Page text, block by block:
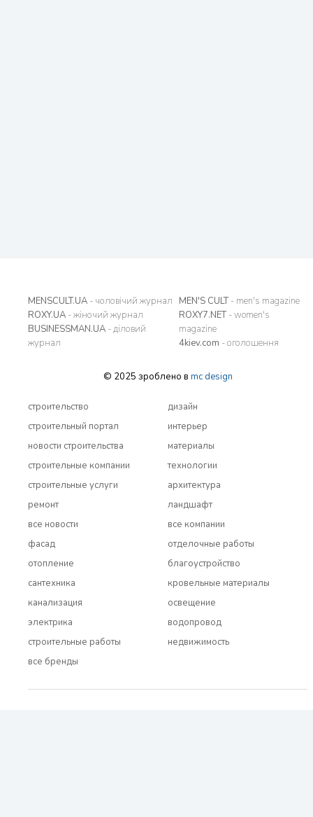
MENSCULT.UA - чоловічий журнал
ROXY.UA - жіночий журнал
BUSINESSMAN.UA - діловий
журнал
MEN'S CULT- men's magazine
ROXY7.NET- women's
magazine
4kiev.com - оголошення
© 2025 зроблено в mc design
строительство
строительный портал
новости строительства
строительные компании
строительные услуги
ремонт
все новости
дизайн
интерьер
материалы
технологии
архитектура
ландшафт
все компании
фасад
отопление
сантехника
канализация
электрика
строительные работы
все бренды
отделочные работы
благоустройство
кровельные материалы
освещение
водопровод
недвижимость